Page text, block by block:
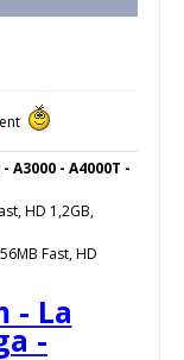
A3000 - A4000T -
HD 1,2GB,
Fast, HD
- La
-